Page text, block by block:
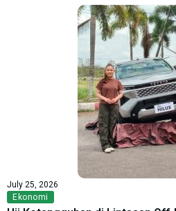
July 25, 2026
Ekonomi